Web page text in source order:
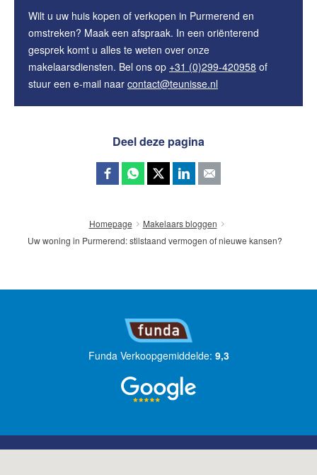
Wilt u uw huis kopen of verkopen in Purmerend en
omstreken? Maak een afspraak. In een oriënterend
gesprek komt u alles te weten over onze
makelaarsdiensten. Bel ons op +31 (0)299-420958 of
stuur een e-mail naar contact@teunisse.nl
Deel deze pagina
Homepage
Makelaars bloggen
Uw woning in Purmerend: stilstaand vermogen of nieuwe kansen?
Funda Verkoopgemiddelde: 9,3